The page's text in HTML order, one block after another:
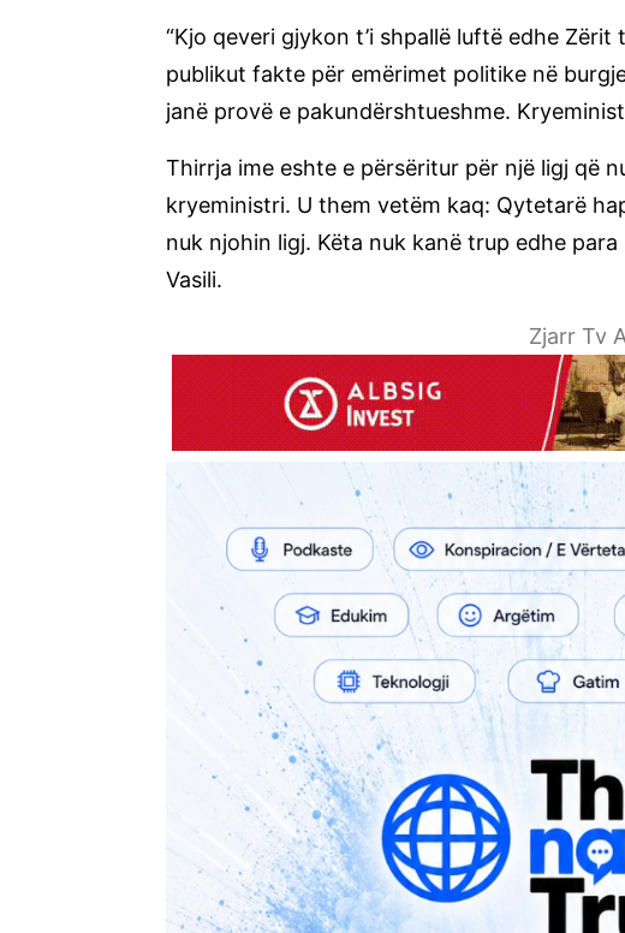
“Kjo qeveri gjykon t’i shpallë luftë edhe
publikut fakte për emërimet politike në
janë provë e pakundërshtueshme.
Thirrja ime eshte e përsëritur për një ligj që
kryeministri. U them vetëm kaq: Qytetarë
nuk njohin ligj. Këta nuk kanë trup edhe
Vasili.
Zjarr Tv